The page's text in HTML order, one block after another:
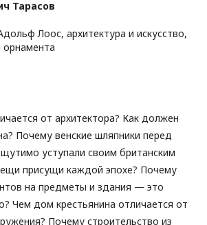
Тарасов
Лоос, архитектура и искусство,
орнамента
от архитектора? Как должен
Почему венские шляпники перед
уступали своим британским
присущи каждой эпохе? Почему
на предметы и здания — это
Чем дом крестьянина отличается от
Почему строительство из